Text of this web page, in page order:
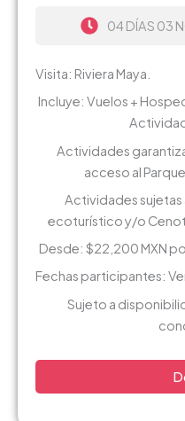
04 DÍAS 03
Visita: Riviera Maya.
Incluye: Vuelos +
Actividades
acceso al
Actividades
ecoturístico y/o
Desde: $22,200 MXN
Fechas participantes:
Sujeto a